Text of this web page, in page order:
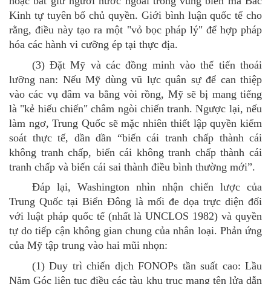
Kinh tự tuyên bố chủ quyền. Giớibình luận quốc tế cho
rằng, điều này tạo ra một "vỏ bọc pháp lý" để hợp pháp
hóa các hành vi cưỡng ép tại thực địa.
(3)Đặt Mỹ và các đồng minh vào thế tiến thoái
lưỡng nan: Nếu Mỹ dùng vũ lực quân sự để can thiệp
vào các vụ đâm va bằng vòi rồng, Mỹ sẽ bị mang tiếng
là "kẻ hiếu chiến" châm ngòi chiến tranh. Ngược lại, nếu
làm ngơ, Trung Quốc sẽ mặc nhiên thiết lập quyền kiểm
soát thực tế, dần dần “biến cái tranh chấp thành cái
không tranh chấp, biến cái không tranh chấp thành cái
tranh chấp và biến cái sai thành điều bình thường mới”.
Đáplại, Washington nhìn nhận chiến lược của
Trung Quốc tại Biển Đông là mối đe dọa trực diện đối
với luật pháp quốc tế (nhất là UNCLOS 1982) và quyền
tự do tiếp cận không gian chung của nhân loại. Phản ứng
của Mỹ tập trung vào hai mũi nhọn:
(1)Duy trì chiến dịch FONOPs tần suất cao: Lầu
Năm Góc liên tục điều các tàu khu trục mang tên lửa dẫn